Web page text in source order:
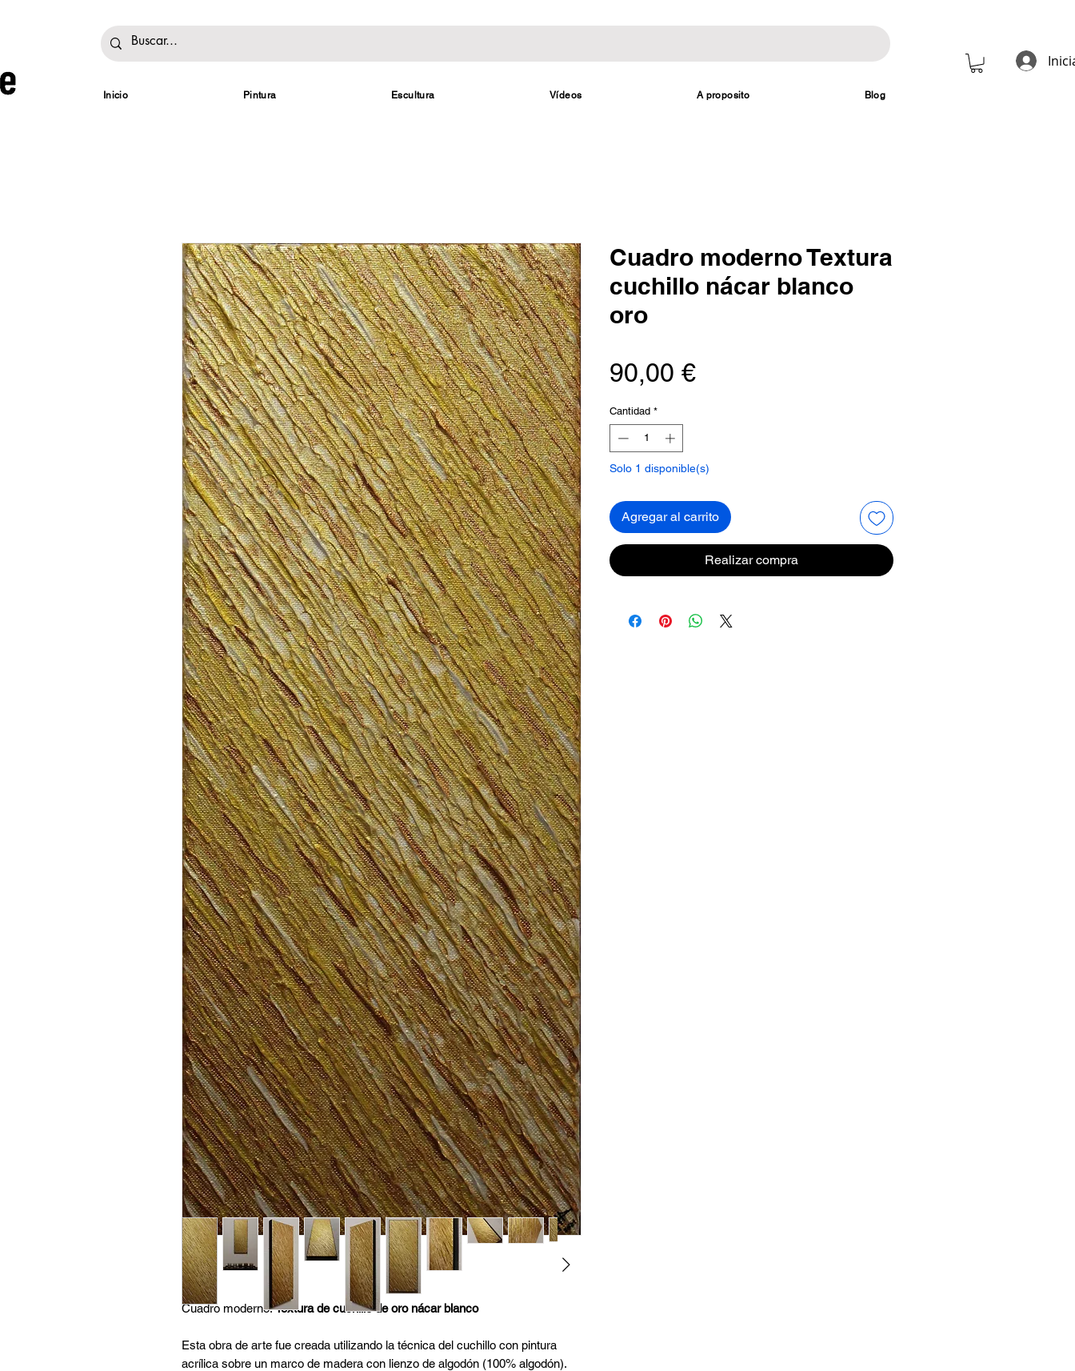
Inicio Pintura Escultura Vídeos A proposito Blog
Cuadro moderno:Textura de cuchillo de oro nácar blanco
Esta obra de arte fue creada utilizando la técnica del cuchillo con pintura
acrílica sobre un marco de madera con lienzo de algodón (100% algodón).
Cuadro moderno Textura
cuchillo nácar blanco
oro
90,00 €Precio
Cantidad *
Solo 1 disponible(s)
Agregar al carrito
Realizar compra